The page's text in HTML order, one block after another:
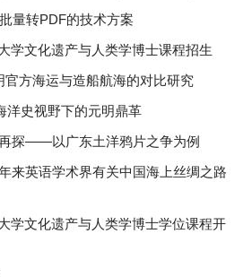
量转PDF的技术方案
学文化遗产与人类学博士课程招生
方海运与造船航海的对比研究
洋史视野下的元明鼎革
探——以广东土洋鸦片之争为例
来英语学术界有关中国海上丝绸之路
学文化遗产与人类学博士学位课程开